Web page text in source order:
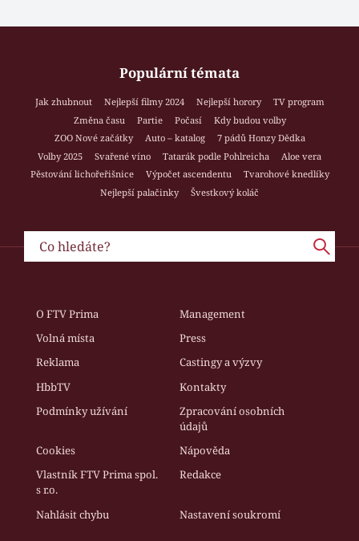
Populární témata
Jak zhubnout Nejlepší filmy 2024 Nejlepší horory
TV program
Změna času
Partie Počasí
Kdy budou volby
ZOO Nové začátky
Auto – katalog
7 pádů Honzy Dědka
Volby 2025
Svařené víno Tatarák podle Pohlreicha
Aloe vera
Pěstování lichořeřišnice
Výpočet ascendentu
Tvarohové knedlíky
Nejlepší palačinky
Švestkový koláč
O FTV Prima
Management
Volná místa
Press
Reklama
Castingy a výzvy
HbbTV
Kontakty
Podmínky užívání
Zpracování osobních
údajů
Cookies
Nápověda
Vlastník FTV Prima spol.
s r.o.
Redakce
Nahlásit chybu Nastavení soukromí